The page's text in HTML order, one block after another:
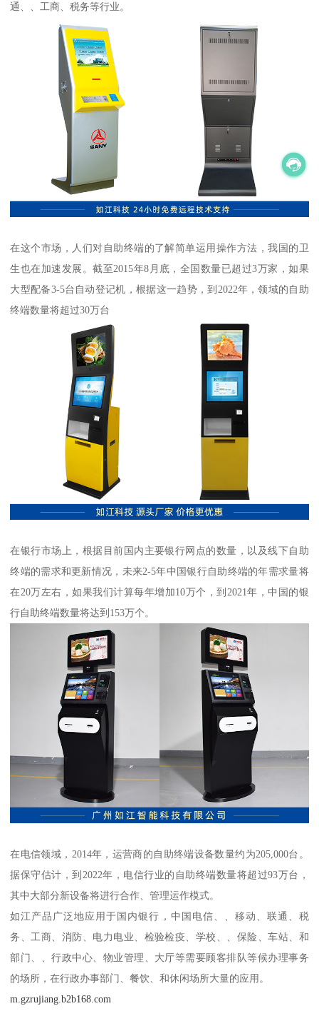
通、、工商、税务等行业。
在这个市场，人们对自助终端的了解简单运用操作方法，我国的卫
生也在加速发展。截至2015年8月底，全国数量已超过3万家，如果
大型配备3-5台自动登记机，根据这一趋势，到2022年，领域的自助
终端数量将超过30万台
在银行市场上，根据目前国内主要银行网点的数量，以及线下自助
终端的需求和更新情况，未来2-5年中国银行自助终端的年需求量将
在20万左右，如果我们计算每年增加10万个，到2021年，中国的银
行自助终端数量将达到153万个。
在电信领域，2014年，运营商的自助终端设备数量约为205,000台。
据保守估计，到2022年，电信行业的自助终端数量将超过93万台，
其中大部分新设备将进行合作、管理运作模式。
如江产品广泛地应用于国内银行，中国电信、、移动、联通、税
务、工商、消防、电力电业、检验检疫、学校、、保险、车站、和
部门、、行政中心、物业管理、大厅等需要顾客排队等候办理事务
的场所，在行政办事部门、餐饮、和休闲场所大量的应用。
m.gzrujiang.b2b168.com